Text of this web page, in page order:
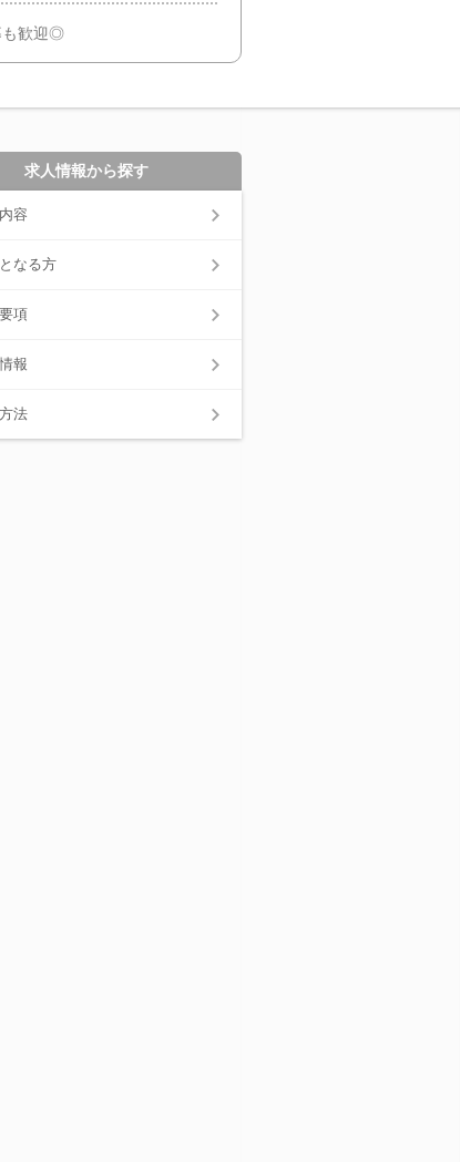
も歓迎◎
求人情報から探す
容
なる方
項
報
法